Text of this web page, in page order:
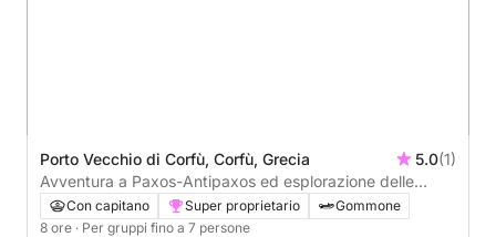
Porto Vecchio di Corfù, Corfù, Grecia 5.0(1)
Avventura a Paxos-Antipaxos ed esplorazione delle
grotte blu
Con capitano Super proprietario
Gommone
8 ore · Per gruppi fino a 7 persone